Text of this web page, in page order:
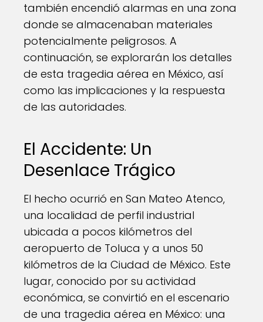
también encendió alarmas en una zona
donde se almacenaban materiales
potencialmente peligrosos. A
continuación, se explorarán los detalles
de esta tragedia aérea en México, así
como las implicaciones y la respuesta
de las autoridades.
El Accidente: Un
Desenlace Trágico
El hecho ocurrió en San Mateo Atenco,
una localidad de perfil industrial
ubicada a pocos kilómetros del
aeropuerto de Toluca y a unos 50
kilómetros de la Ciudad de México. Este
lugar, conocido por su actividad
económica, se convirtió en el escenario
de una tragedia aérea en México: una